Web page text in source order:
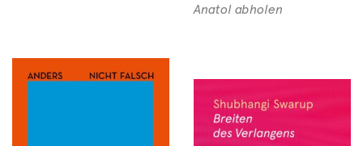
Anatol abholen